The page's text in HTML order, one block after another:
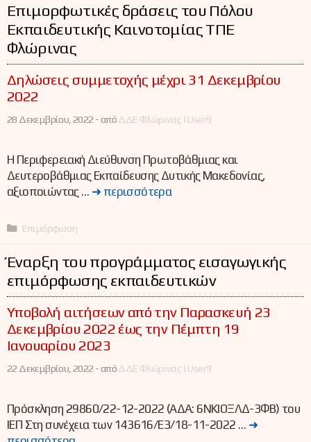
Επιμορφωτικές δράσεις του Πόλου
Εκπαιδευτικής Καινοτομίας ΤΠΕ
Φλώρινας
Δηλώσεις συμμετοχής μέχρι 31 Δεκεμβρίου
2022
28 Δεκεμβρίου, 2022 -απόΔΔΕ Φλώρινας | User9
Η Περιφερειακή Διεύθυνση Πρωτοβάθμιας και
Δευτεροβάθμιας Εκπαίδευσης Δυτικής Μακεδονίας,
αξιοποιώντας … ➜ περισσότερα
Κατηγορίες
Επιμόρφωση
Έναρξη του προγράμματος εισαγωγικής
επιμόρφωσης εκπαιδευτικών
Υποβολή αιτήσεων από την Παρασκευή 23
Δεκεμβρίου 2022 έως την Πέμπτη 19
Ιανουαρίου 2023
22 Δεκεμβρίου, 2022 -απόΔΔΕ Φλώρινας | User9
Πρόσκληση 29860/22-12-2022 (ΑΔΑ: 6ΝΚΙΟΞΛΔ-3ΦΒ) του
ΙΕΠ Στη συνέχεια των 143616/Ε3/18-11-2022 … ➜